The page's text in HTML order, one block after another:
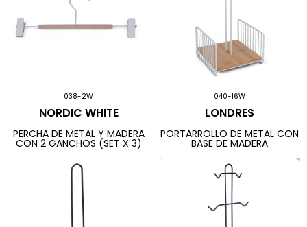
038-2W
NORDIC WHITE
PERCHA DE METAL Y MADERA
CON 2 GANCHOS (SET X 3)
040-16W
LONDRES
PORTARROLLO DE METAL CON
BASE DE MADERA